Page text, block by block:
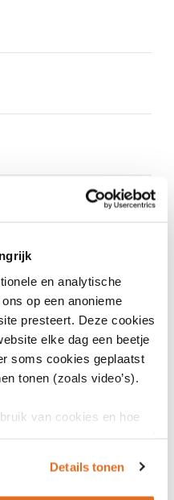
en analytische
op een anonieme
presteert. Deze cookies
elke dag een beetje
soms cookies geplaatst
tonen (zoals video’s).
van cookies en hoe
Details tonen